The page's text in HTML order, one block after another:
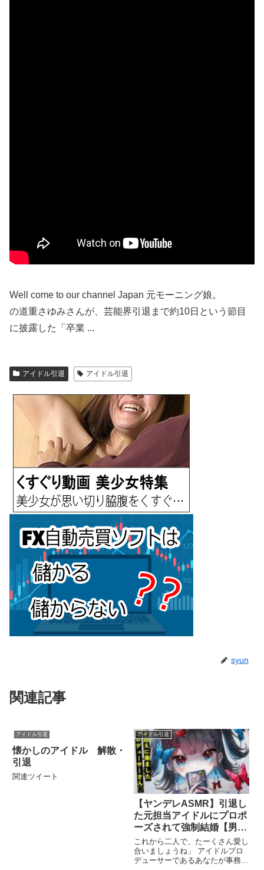
Well come to our channel Japan 元モーニング娘。
の道重さゆみさんが、芸能界引退まで約10日という節目
に披露した「卒業 ...
アイドル引退 アイドル引退
syun
関連記事
アイドル引退
懐かしのアイドル 解散・
引退
関連ツイート
アイドル引退
【ヤンデレASMR】引退し
た元担当アイドルにプロポ
ーズされて強制結婚【男性
向けシチュエーションボイ
ス/夜ノすやり】
これから二人で、たーくさん愛し
合いましょうね」 アイドルプロ
デューサーであるあなたが事務所